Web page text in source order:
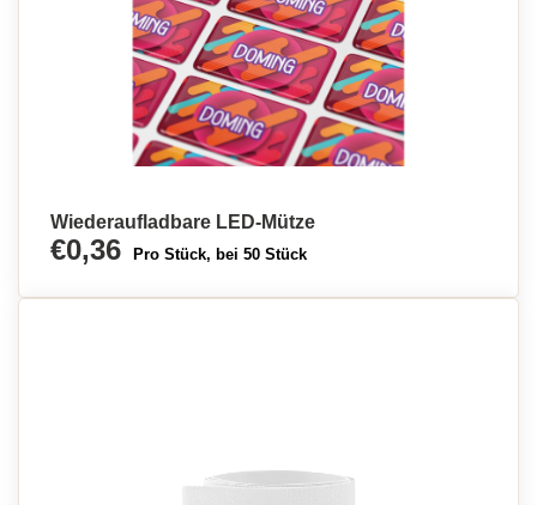
Wiederaufladbare LED-Mütze
€0,36 Pro Stück, bei 50 Stück